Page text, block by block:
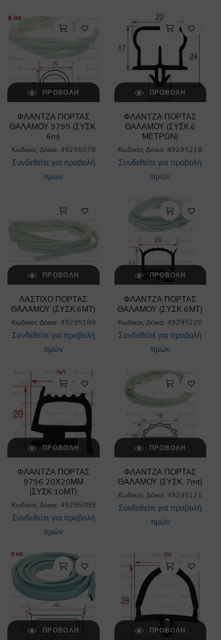
ΠΡΟΒΟΛΉ
ΦΛΑΝΤΖΑ ΠΟΡΤΑΣ
ΘΑΛΑΜΟΥ 9795 (ΣΥΣΚ.
6m)
Κωδικός Δόικα: 49295078
Συνδεθείτε για προβολή
τιμών
ΠΡΟΒΟΛΉ
ΦΛΑΝΤΖΑ ΠΟΡΤΑΣ
ΘΑΛΑΜΟΥ (ΣΥΣΚ.6
ΜΕΤΡΩΝ)
Κωδικός Δόικα: 49295218
Συνδεθείτε για προβολή
τιμών
ΠΡΟΒΟΛΉ
ΛΑΣΤΙΧΟ ΠΟΡΤΑΣ
ΘΑΛΑΜΟΥ (ΣΥΣΚ.6ΜΤ)
Κωδικός Δόικα: 49295189
Συνδεθείτε για προβολή
τιμών
ΠΡΟΒΟΛΉ
ΦΛΑΝΤΖΑ ΠΟΡΤΑΣ
ΘΑΛΑΜΟΥ (ΣΥΣΚ 6ΜΤ)
Κωδικός Δόικα: 49295220
Συνδεθείτε για προβολή
τιμών
ΠΡΟΒΟΛΉ
ΦΛΑΝΤΖΑ ΠΟΡΤΑΣ
9796 20Χ20ΜΜ
(ΣΥΣΚ.10ΜΤ)
Κωδικός Δόικα: 49295089
Συνδεθείτε για προβολή
τιμών
ΠΡΟΒΟΛΉ
ΦΛΑΝΤΖΑ ΠΟΡΤΑΣ
ΘΑΛΑΜΟΥ (ΣΥΣΚ. 7mt)
Κωδικός Δόικα: 49295121
Συνδεθείτε για προβολή
τιμών
ΠΡΟΒΟΛΉ ΠΡΟΒΟΛΉ